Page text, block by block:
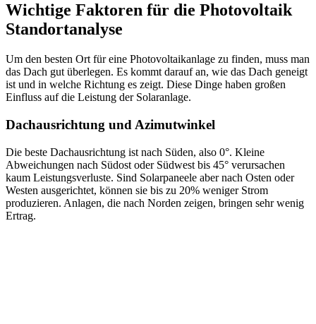
Wichtige Faktoren für die Photovoltaik
Standortanalyse
Um den besten Ort für eine Photovoltaikanlage zu finden, muss man
das Dach gut überlegen. Es kommt darauf an, wie das Dach geneigt
ist und in welche Richtung es zeigt. Diese Dinge haben großen
Einfluss auf die Leistung der Solaranlage.
Dachausrichtung und Azimutwinkel
Die beste Dachausrichtung ist nach Süden, also 0°. Kleine
Abweichungen nach Südost oder Südwest bis 45° verursachen
kaum Leistungsverluste. Sind Solarpaneele aber nach Osten oder
Westen ausgerichtet, können sie bis zu 20% weniger Strom
produzieren. Anlagen, die nach Norden zeigen, bringen sehr wenig
Ertrag.